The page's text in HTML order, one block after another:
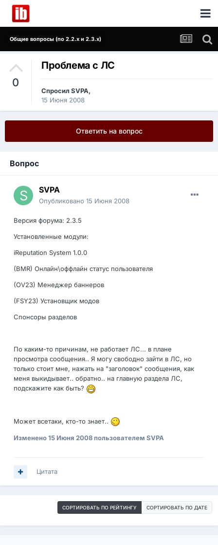
Общие вопросы (по 2.2.x и 2.3.x)
0
Проблема с ЛС
Спросил SVPA,
15 Июня 2008
Ответить на вопрос
Вопрос
SVPA
Опубликовано 15 Июня 2008
Версия форума: 2.3.5
Установленные модули:
iReputation System 1.0.0
(BMR) Онлайн\оффлайн статус пользователя
(OV23) Менеджер баннеров
(FSY23) Установщик модов
Спонсоры разделов
По каким-то причинам, не работает ЛС... в плане
просмотра сообщения.. Я могу свободно зайти в ЛС, но
только стоит мне, нажать на "заголовок" сообщения, как
меня выкидывает.. обратно.. на главную раздела ЛС,
подскажите как быть?
Может всетаки, кто-то знает..
Изменено15 Июня 2008пользователем SVPA
Цитата
СОРТИРОВАТЬ ПО РЕЙТИНГУ СОРТИРОВАТЬ ПО ДАТЕ